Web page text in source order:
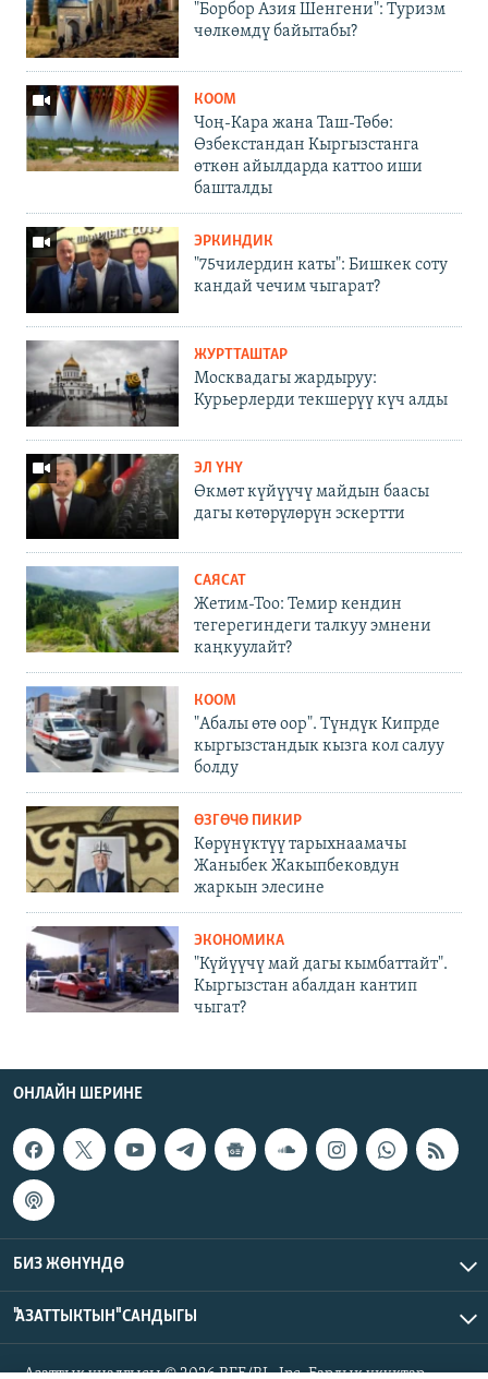
"Борбор Азия Шенгени": Туризм
чөлкөмдү байытабы?
КООМ
Чоң-Кара жана Таш-Төбө:
Өзбекстандан Кыргызстанга
өткөн айылдарда каттоо иши
башталды
ЭРКИНДИК
"75чилердин каты": Бишкек соту
кандай чечим чыгарат?
ЖУРТТАШТАР
Москвадагы жардыруу:
Курьерлерди текшерүү күч алды
ЭЛ ҮНҮ
Өкмөт күйүүчү майдын баасы
дагы көтөрүлөрүн эскертти
САЯСАТ
Жетим-Тоо: Темир кендин
тегерегиндеги талкуу эмнени
каңкуулайт?
КООМ
"Абалы өтө оор". Түндүк Кипрде
кыргызстандык кызга кол салуу
болду
ӨЗГӨЧӨ ПИКИР
Көрүнүктүү тарыхнаамачы
Жаныбек Жакыпбековдун
жаркын элесине
ЭКОНОМИКА
"Күйүүчү май дагы кымбаттайт".
Кыргызстан абалдан кантип
чыгат?
ОНЛАЙН ШЕРИНЕ
БИЗ ЖӨНҮНДӨ
"АЗАТТЫКТЫН" САНДЫГЫ
Азаттык үналгысы © 2026 RFE/RL, Inc. Бардык укуктар